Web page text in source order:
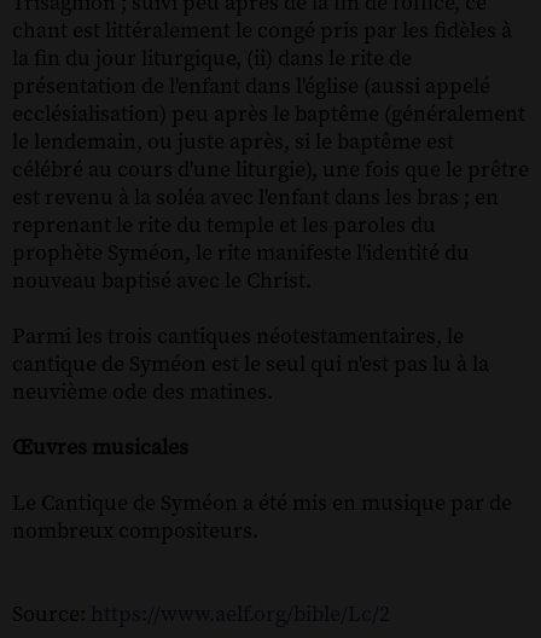
chant est littéralement le congé pris par les fidèles à
la fin du jour liturgique, (ii) dans le rite de
présentation de l'enfant dans l'église (aussi appelé
ecclésialisation) peu après le baptême (généralement
le lendemain, ou juste après, si le baptême est
célébré au cours d'une liturgie), une fois que le prêtre
est revenu à la soléa avec l'enfant dans les bras ; en
reprenant le rite du temple et les paroles du
prophète Syméon, le rite manifeste l'identité du
nouveau baptisé avec le Christ.
Parmi les trois cantiques néotestamentaires, le
cantique de Syméon est le seul qui n'est pas lu à la
neuvième ode des matines.
Œuvres musicales
Le Cantique de Syméon a été mis en musique par de
nombreux compositeurs.
Source: